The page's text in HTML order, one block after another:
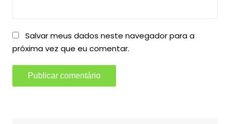
Salvar meus dados neste navegador para a
próxima vez que eu comentar.